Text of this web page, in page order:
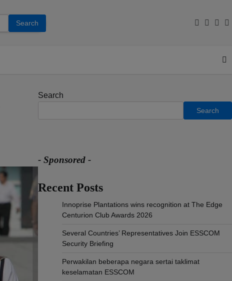
Facebook
Search
Search
- Sponsored -
Recent Posts
Innoprise Plantations wins recognition at The Edge
Centurion Club Awards 2026
Several Countries’ Representatives Join ESSCOM
Security Briefing
Perwakilan beberapa negara sertai taklimat
keselamatan ESSCOM